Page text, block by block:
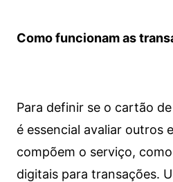
Como funcionam as
Para definir se o cartão
é essencial avaliar outros
compõem o serviço,
digitais para transações.